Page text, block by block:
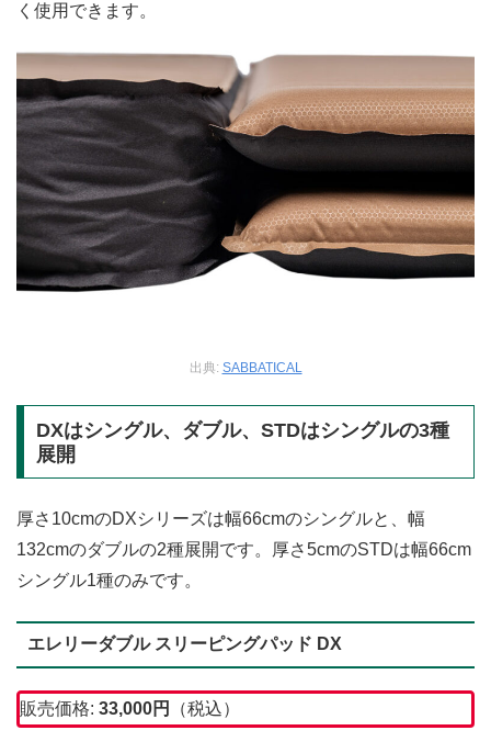
く使用できます。
出典: SABBATICAL
DXはシングル、ダブル、STDはシングルの3種
展開
厚さ10cmのDXシリーズは幅66cmのシングルと、幅
132cmのダブルの2種展開です。厚さ5cmのSTDは幅66cm
シングル1種のみです。
エレリーダブル スリーピングパッド DX
販売価格: 33,000円 （税込）